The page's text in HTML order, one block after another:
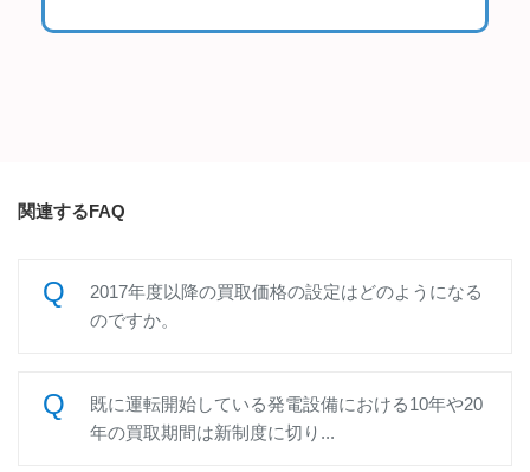
関連するFAQ
2017年度以降の買取価格の設定はどのようになる
のですか。
既に運転開始している発電設備における10年や20
年の買取期間は新制度に切り...